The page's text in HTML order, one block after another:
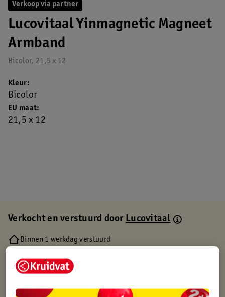
Verkoop via partner
Lucovitaal Yinmagnetic Magneet
Armband
Bicolor, 21,5 x 12
EU maat
21,5 x 12
Kleur
Bicolor
Verkocht en verstuurd doorLucovitaal
Binnen 1 werkdag verstuurd
Gratis retourneren via verkooppartner.
Gratis punten met je Kruidvat kaart